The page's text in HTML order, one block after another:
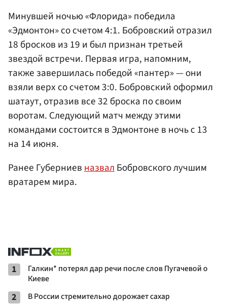
Минувшей ночью «Флорида» победила
«Эдмонтон» со счетом 4:1. Бобровский отразил
18 бросков из 19 и был признан третьей
звездой встречи. Первая игра, напомним,
также завершилась победой «пантер» — они
взяли верх со счетом 3:0. Бобровский оформил
шатаут, отразив все 32 броска по своим
воротам. Следующий матч между этими
командами состоится в Эдмонтоне в ночь с 13
на 14 июня.
Ранее ГуберниевназвалБобровского лучшим
вратарем мира.
1
Галкин* потерял дар речи после слов Пугачевой о
Киеве
2 В России стремительно дорожает сахар